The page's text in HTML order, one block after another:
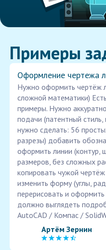
Примеры
Оформление чертежа
Нужно оформить чертёж
сложной математики)
примеры. Нужно
подачи (патентный
нужно сделать: 56
разрезы) добавить
оформить линии (контур,
размеров, без сложных
копировать чужой
изменить форму (углы,
перерисовать и
должно выглядеть
AutoCAD / Компас /
Артём Зернин